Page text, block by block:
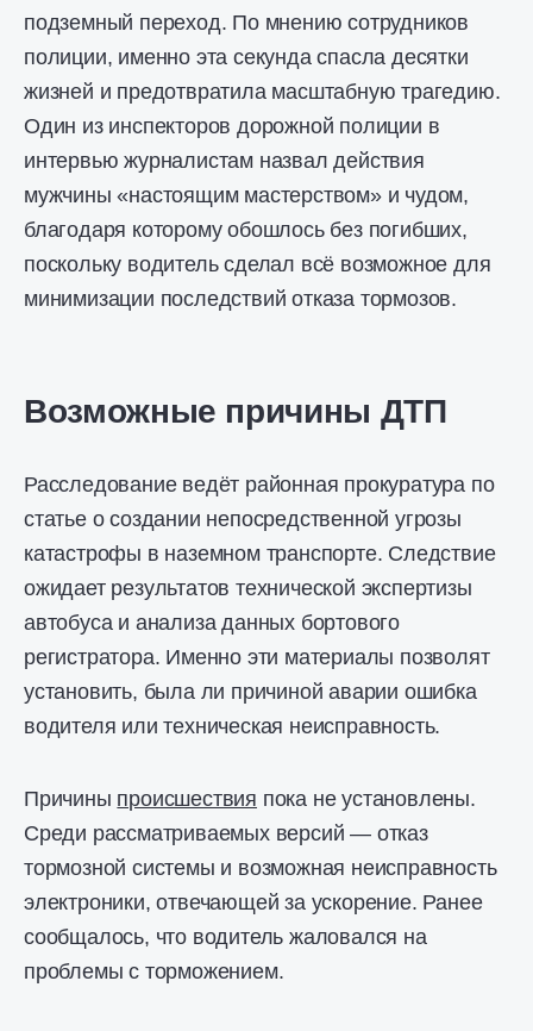
подземный переход. По мнению сотрудников
полиции, именно эта секунда спасла десятки
жизней и предотвратила масштабную трагедию.
Один из инспекторов дорожной полиции в
интервью журналистам назвал действия
мужчины «настоящим мастерством» и чудом,
благодаря которому обошлось без погибших,
поскольку водитель сделал всё возможное для
минимизации последствий отказа тормозов.
Возможные причины ДТП
Расследование ведёт районная прокуратура по
статье о создании непосредственной угрозы
катастрофы в наземном транспорте. Следствие
ожидает результатов технической экспертизы
автобуса и анализа данных бортового
регистратора. Именно эти материалы позволят
установить, была ли причиной аварии ошибка
водителя или техническая неисправность.
Причины происшествия пока не установлены.
Среди рассматриваемых версий — отказ
тормозной системы и возможная неисправность
электроники, отвечающей за ускорение. Ранее
сообщалось, что водитель жаловался на
проблемы с торможением.